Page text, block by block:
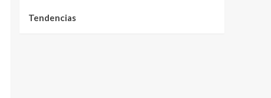
Tendencias